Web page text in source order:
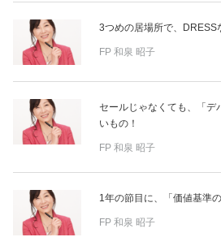
3つめの居場所で、DRESS
FP 和泉 昭子
セールじゃなくても、「デ
いもの！
FP 和泉 昭子
1年の節目に、「価値基準
FP 和泉 昭子